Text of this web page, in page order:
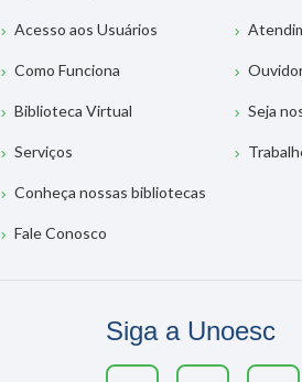
Acesso aos Usuários
Como Funciona
Biblioteca Virtual
Serviços
Conheça nossas bibliotecas
Fale Conosco
Seja
Siga a Unoesc